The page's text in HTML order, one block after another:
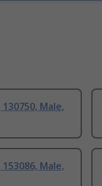
Male,
Male,